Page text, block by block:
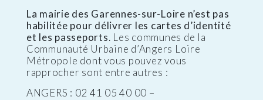
La mairie des Garennes-sur-Loire n’est pas
habilitée pour délivrer les cartes d’identité
et les passeports. Les communes de la
Communauté Urbaine d’Angers Loire
Métropole dont vous pouvez vous
rapprocher sont entre autres :
ANGERS : 02 41 05 40 00 –